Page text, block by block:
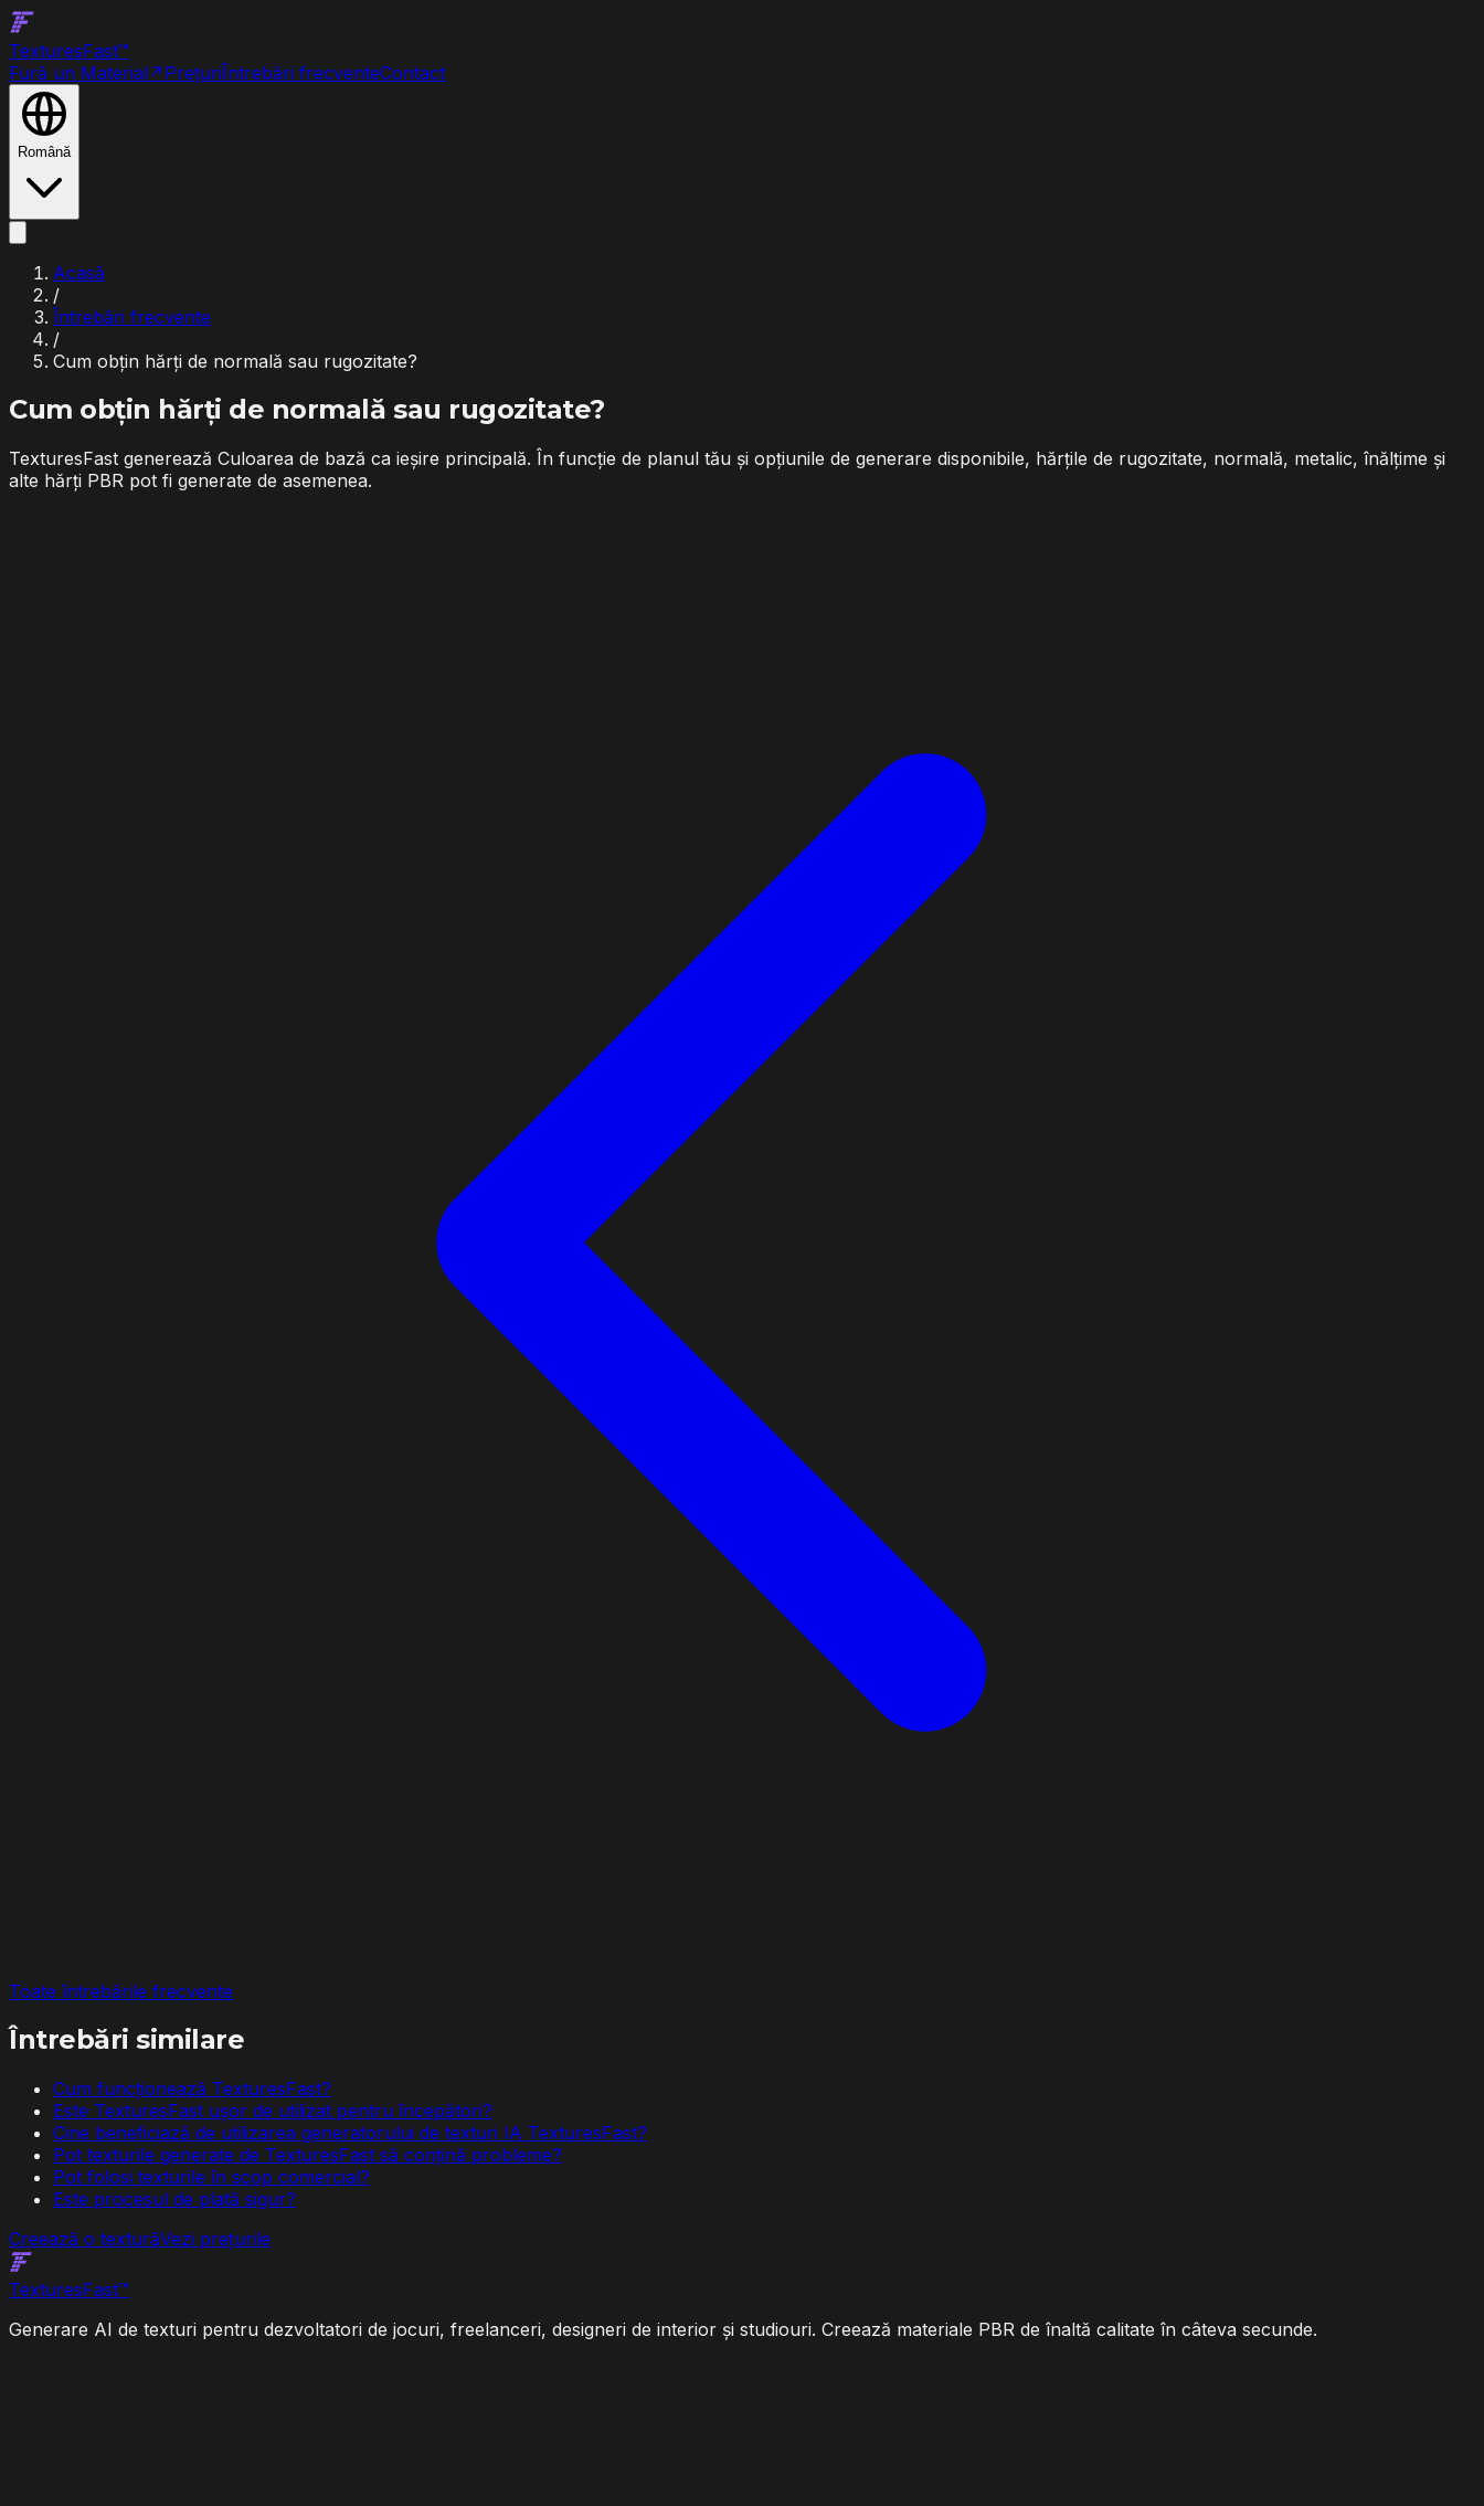
TexturesFast™
Fură un Material↗ PrețuriÎntrebări frecventeContact
Română
Acasă
/
Întrebări frecvente
/
Cum obțin hărți de normală sau rugozitate?
Cum obțin hărți de normală sau rugozitate?
TexturesFast generează Culoarea de bază ca ieșire principală. În funcție de planul tău și opțiunile de generare disponibile, hărțile de rugozitate, normală, metalic, înălțime și
alte hărți PBR pot fi generate de asemenea.
Toate întrebările frecvente
Întrebări similare
Cum funcționează TexturesFast?
Este TexturesFast ușor de utilizat pentru începători?
Cine beneficiază de utilizarea generatorului de texturi IA TexturesFast?
Pot texturile generate de TexturesFast să conțină probleme?
Pot folosi texturile în scop comercial?
Este procesul de plată sigur?
Creează o texturăVezi prețurile
TexturesFast™
Generare AI de texturi pentru dezvoltatori de jocuri, freelanceri, designeri de interior și studiouri. Creează materiale PBR de înaltă calitate în câteva secunde.